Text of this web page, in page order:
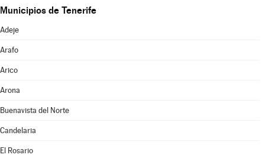
Municipios de Tenerife
Adeje
Arafo
Arico
Arona
Buenavista del Norte
Candelaria
El Rosario